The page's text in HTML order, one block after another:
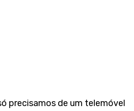
precisamos de um telemóvel